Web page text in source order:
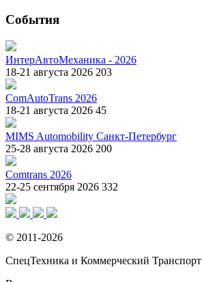
События
ИнтерАвтоМеханика - 2026
18-21 августа 2026 203
ComAutoTrans 2026
18-21 августа 2026 45
MIMS Automobility Санкт-Петербург
25-28 августа 2026 200
Comtrans 2026
22-25 сентября 2026 332
© 2011-2026
СпецТехника и Коммерческий Транспорт